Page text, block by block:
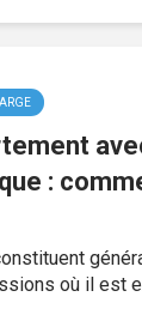
:
où il est